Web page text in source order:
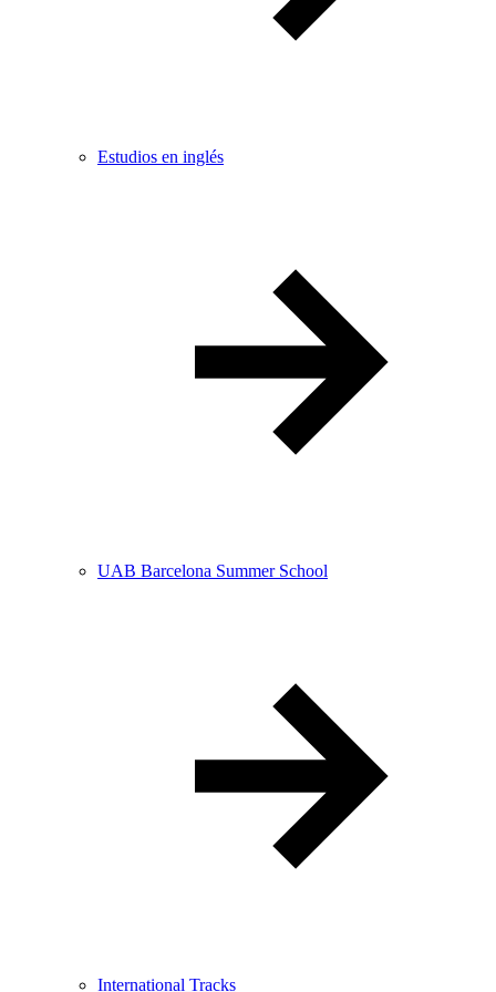
Estudios en inglés
UAB Barcelona Summer School
International Tracks